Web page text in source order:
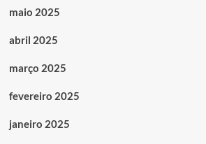
maio 2025
abril 2025
março 2025
fevereiro 2025
janeiro 2025